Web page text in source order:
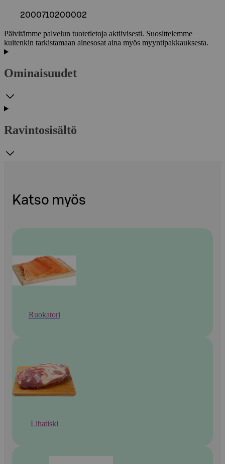
2000710200002
Päivitämme palvelun tuotetietoja aktiivisesti. Suosittelemme
kuitenkin tarkistamaan ainesosat aina myös myyntipakkauksesta.
Ominaisuudet
Ravintosisältö
Katso myös
Ruokatori
Lihatiski